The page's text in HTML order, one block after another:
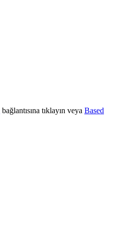
bağlantısına tıklayın veya Based